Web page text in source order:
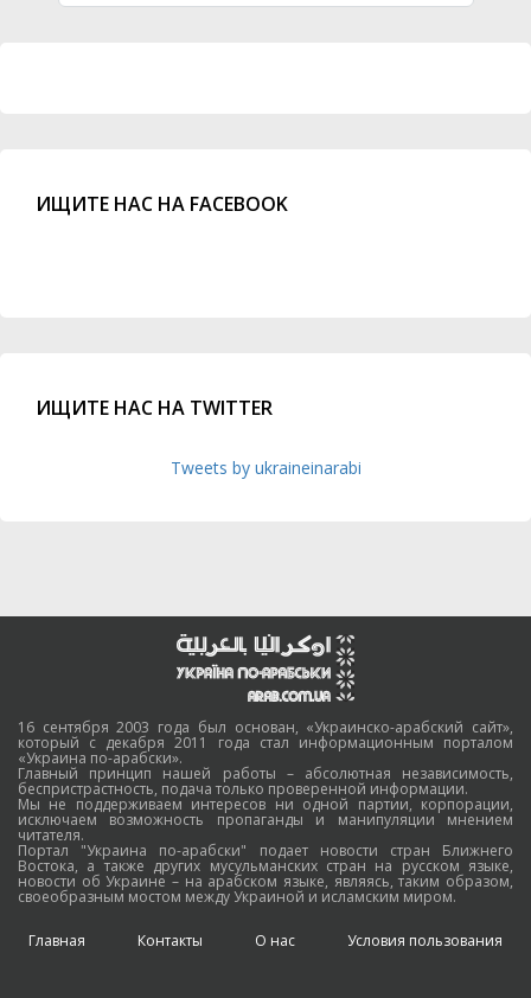
ИЩИТЕ НАС НА FACEBOOK
ИЩИТЕ НАС НА TWITTER
Tweets by ukraineinarabi
16 сентября 2003 года был основан, «Украинско-арабский сайт»,
который с декабря 2011 года стал информационным порталом
«Украина по-арабски».
Главный принцип нашей работы – абсолютная независимость,
беспристрастность, подача только проверенной информации.
Мы не поддерживаем интересов ни одной партии, корпорации,
исключаем возможность пропаганды и манипуляции мнением
читателя.
Портал "Украина по-арабски" подает новости стран Ближнего
Востока, а также других мусульманских стран на русском языке,
новости об Украине – на арабском языке, являясь, таким образом,
своеобразным мостом между Украиной и исламским миром.
Главная Контакты О нас Условия пользования